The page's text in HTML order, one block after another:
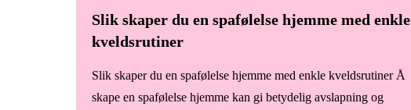
Slik skaper du en spafølelse hjemme med enkle
kveldsrutiner
Slik skaper du en spafølelse hjemme med enkle kveldsrutiner Å
skape en spafølelse hjemme kan gi betydelig avslapning og